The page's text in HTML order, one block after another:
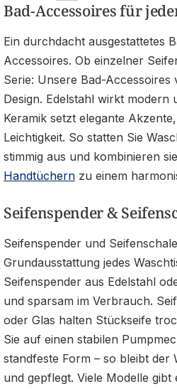
Bad-Accessoires für
Ein durchdacht ausgestattetes
Accessoires. Ob einzelner
Serie: Unsere Bad-
Design. Edelstahl wirkt modern
Keramik setzt elegante
Leichtigkeit. So statten Sie
stimmig aus und kombinieren
Handtüchern zu einem
Seifenspender &
Seifenspender und
Grundausstattung jedes
Seifenspender aus Edelstahl
und sparsam im Verbrauch.
oder Glas halten Stückseife
Sie auf einen stabilen
standfeste Form – so bleibt der
und gepflegt. Viele Modelle gibt